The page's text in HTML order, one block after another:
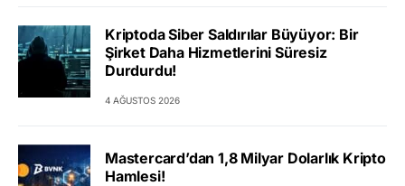
Kriptoda Siber Saldırılar Büyüyor: Bir
Şirket Daha Hizmetlerini Süresiz
Durdurdu!
4 AĞUSTOS 2026
Mastercard’dan 1,8 Milyar Dolarlık Kripto
Hamlesi!